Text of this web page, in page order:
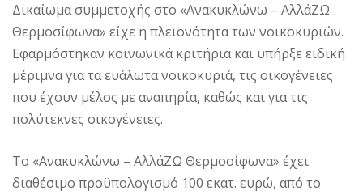
Δικαίωμα συμμετοχής στο «Ανακυκλώνω – ΑλλάΖΩ
Θερμοσίφωνα» είχε η πλειονότητα των νοικοκυριών.
Εφαρμόστηκαν κοινωνικά κριτήρια και υπήρξε ειδική
μέριμνα για τα ευάλωτα νοικοκυριά, τις οικογένειες
που έχουν μέλος με αναπηρία, καθώς και για τις
πολύτεκνες οικογένειες.
Το «Ανακυκλώνω – ΑλλάΖΩ Θερμοσίφωνα» έχει
διαθέσιμο προϋπολογισμό 100 εκατ. ευρώ, από το